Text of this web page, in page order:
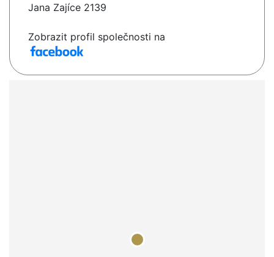
Jana Zajíce 2139
Zobrazit profil společnosti na